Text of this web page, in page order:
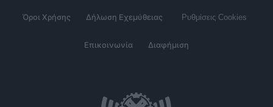
Όροι Χρήσης Δήλωση Εχεμύθειας Ρυθμίσεις Cookies
Επικοινωνία Διαφήμιση